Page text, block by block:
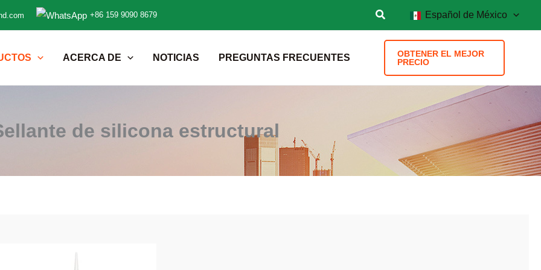
+86 159 9090 8679 Español de México
ACERCA DE NOTICIAS PREGUNTAS FRECUENTES
OBTENER EL MEJOR
PRECIO
de silicona estructural